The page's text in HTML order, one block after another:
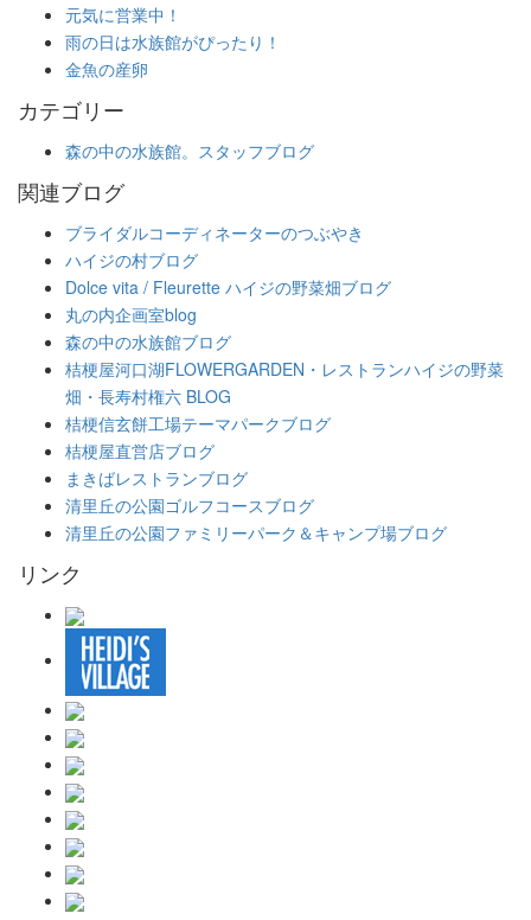
元気に営業中！
雨の日は水族館がぴったり！
金魚の産卵
カテゴリー
森の中の水族館。スタッフブログ
関連ブログ
ブライダルコーディネーターのつぶやき
ハイジの村ブログ
Dolce vita / Fleurette ハイジの野菜畑ブログ
丸の内企画室blog
森の中の水族館ブログ
桔梗屋河口湖FLOWERGARDEN・レストランハイジの野菜
畑・長寿村権六 BLOG
桔梗信玄餅工場テーマパークブログ
桔梗屋直営店ブログ
まきばレストランブログ
清里丘の公園ゴルフコースブログ
清里丘の公園ファミリーパーク＆キャンプ場ブログ
リンク